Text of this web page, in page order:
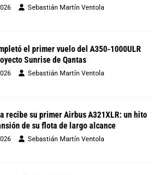
Sebastián Martín Ventola
el primer vuelo del A350-1000ULR
Sunrise de Qantas
Sebastián Martín Ventola
recibe su primer Airbus A321XLR: un hito
de su flota de largo alcance
Sebastián Martín Ventola